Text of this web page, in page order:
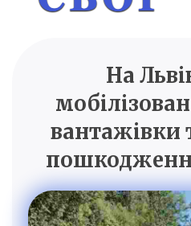
SVOI.DP.UA
Новини Дніпра
На
вантажівки